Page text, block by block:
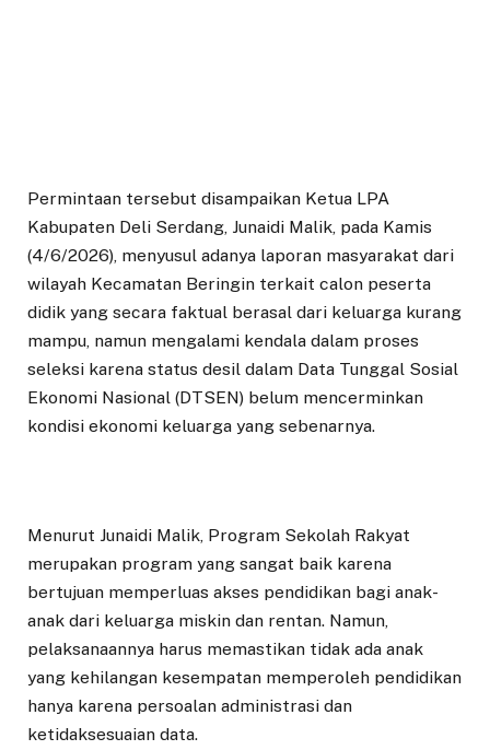
Permintaan tersebut disampaikan Ketua LPA
Kabupaten Deli Serdang, Junaidi Malik, pada Kamis
(4/6/2026), menyusul adanya laporan masyarakat dari
wilayah Kecamatan Beringin terkait calon peserta
didik yang secara faktual berasal dari keluarga kurang
mampu, namun mengalami kendala dalam proses
seleksi karena status desil dalam Data Tunggal Sosial
Ekonomi Nasional (DTSEN) belum mencerminkan
kondisi ekonomi keluarga yang sebenarnya.
Menurut Junaidi Malik, Program Sekolah Rakyat
merupakan program yang sangat baik karena
bertujuan memperluas akses pendidikan bagi anak-
anak dari keluarga miskin dan rentan. Namun,
pelaksanaannya harus memastikan tidak ada anak
yang kehilangan kesempatan memperoleh pendidikan
hanya karena persoalan administrasi dan
ketidaksesuaian data.